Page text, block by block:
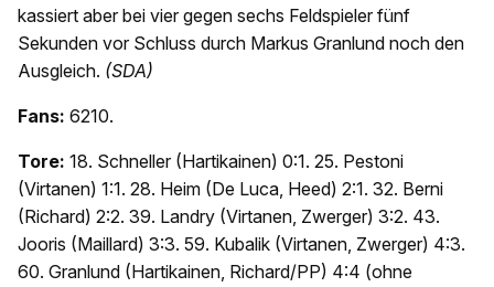
kassiert aber bei vier gegen sechs Feldspieler fünf
Sekunden vor Schluss durch Markus Granlund noch den
Ausgleich. (SDA)
Fans: 6210.
Tore: 18. Schneller (Hartikainen) 0:1. 25. Pestoni
(Virtanen) 1:1. 28. Heim (De Luca, Heed) 2:1. 32. Berni
(Richard) 2:2. 39. Landry (Virtanen, Zwerger) 3:2. 43.
Jooris (Maillard) 3:3. 59. Kubalik (Virtanen, Zwerger) 4:3.
60. Granlund (Hartikainen, Richard/PP) 4:4 (ohne